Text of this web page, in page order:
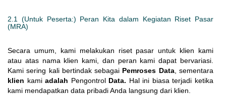
2.1 (Untuk Peserta:) Peran Kita dalam Kegiatan Riset Pasar
(MRA)
Secara umum, kami melakukan riset pasar untuk klien kami
atau atas nama klien kami, dan peran kami dapat bervariasi.
Kami sering kali bertindak sebagai Pemroses Data, sementara
klien kamiadalah PengontrolData. Hal ini biasa terjadi ketika
kami mendapatkan data pribadi Anda langsung dari klien.